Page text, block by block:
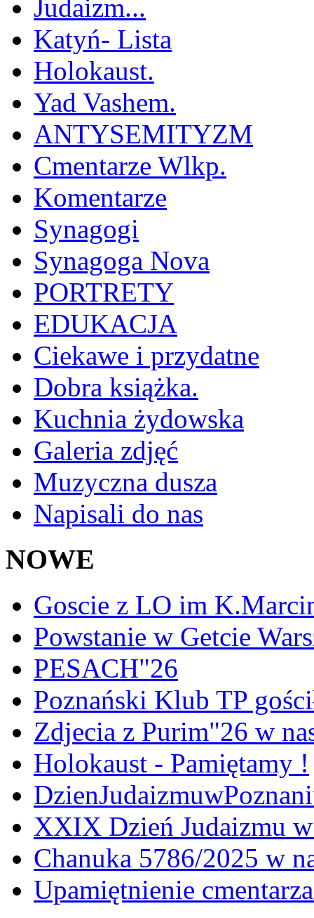
Judaizm...
Katyń- Lista
Holokaust.
Yad Vashem.
ANTYSEMITYZM
Cmentarze Wlkp.
Komentarze
Synagogi
Synagoga Nova
PORTRETY
EDUKACJA
Ciekawe i przydatne
Dobra książka.
Kuchnia żydowska
Galeria zdjęć
Muzyczna dusza
Napisali do nas
NOWE
Goscie z LO im
Powstanie w Getcie
PESACH"26
Poznański Klub TP
Zdjecia z Purim"26 w
Holokaust - Pamiętamy !
XXIX Dzień Judaizmu
Chanuka 5786/2025 w
Upamiętnienie